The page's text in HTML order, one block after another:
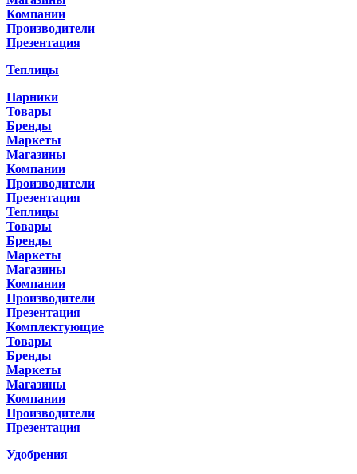
Компании
Производители
Презентация
Теплицы
Парники
Товары
Бренды
Маркеты
Магазины
Компании
Производители
Презентация
Теплицы
Товары
Бренды
Маркеты
Магазины
Компании
Производители
Презентация
Комплектующие
Товары
Бренды
Маркеты
Магазины
Компании
Производители
Презентация
Удобрения